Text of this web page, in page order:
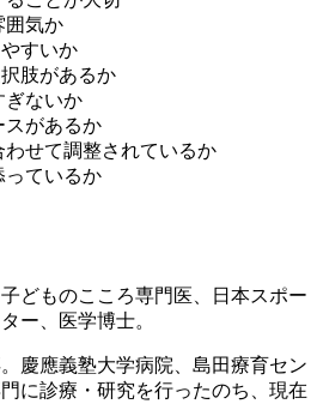
囲気か
すいか
肢があるか
ぎないか
スがあるか
わせて調整されているか
っているか
どものこころ専門医、日本スポー
ー、医学博士。
慶應義塾大学病院、島田療育セン
に診療・研究を行ったのち、現在